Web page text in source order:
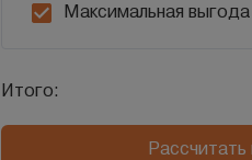
Максимальная выгода
Итого:
Рассчитать